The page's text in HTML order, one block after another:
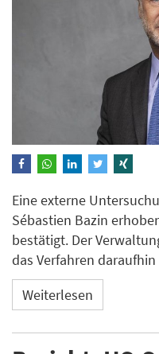
Eine externe
Sébastien Bazin
bestätigt. Der
das Verfahren
Weiterlesen